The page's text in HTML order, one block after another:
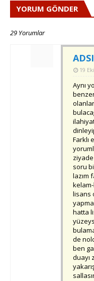
YORUM GÖNDER
29 Yorumlar
19
Aynı
Farklı
soru
lazım
lisans
hatta
de
ben
duayı